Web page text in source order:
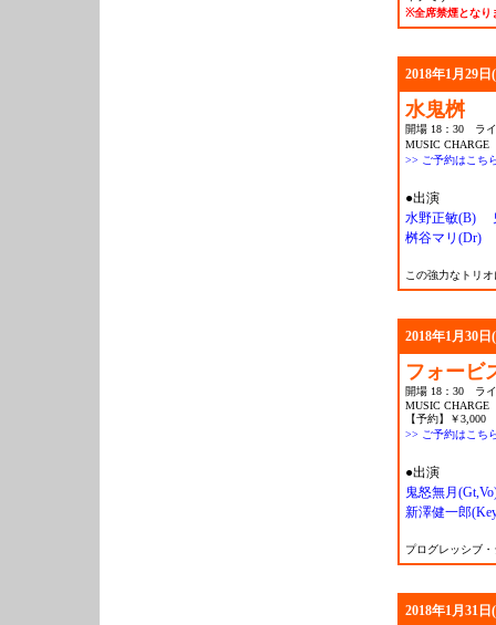
※全席禁煙となり
2018年1月29日
水鬼桝
開場 18：30 ラ
MUSIC
>> ご予約はこち
●出演
水野正敏(B)
桝谷マリ(Dr)
この強力なトリ
2018年1月30日
フォービ
開場 18：30 ラ
MUSIC CHARGE
【予約】￥
>> ご予約はこち
●出演
鬼怒無月
新澤健一郎
プログレッシブ
2018年1月31日